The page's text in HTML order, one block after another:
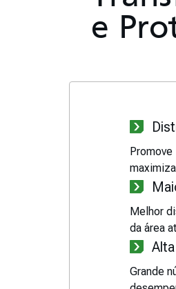
e
Melhor
da área
Grande